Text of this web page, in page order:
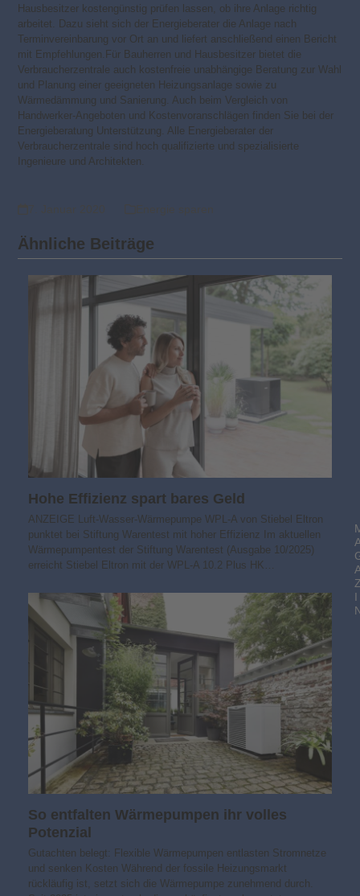
Hausbesitzer kostengünstig prüfen lassen, ob ihre Anlage richtig
arbeitet. Dazu sieht sich der Energieberater die Anlage nach
Terminvereinbarung vor Ort an und liefert anschließend einen Bericht
mit Empfehlungen.Für Bauherren und Hausbesitzer bietet die
Verbraucherzentrale auch kostenfreie unabhängige Beratung zur Wahl
und Planung einer geeigneten Heizungsanlage sowie zu
Wärmedämmung und Sanierung. Auch beim Vergleich von
Handwerker-Angeboten und Kostenvoranschlägen finden Sie bei der
Energieberatung Unterstützung. Alle Energieberater der
Verbraucherzentrale sind hoch qualifizierte und spezialisierte
Ingenieure und Architekten.
Ähnliche Beiträge
Hohe Effizienz spart bares Geld
ANZEIGE Luft-Wasser-Wärmepumpe WPL-A von Stiebel Eltron
punktet bei Stiftung Warentest mit hoher Effizienz Im aktuellen
Wärmepumpentest der Stiftung Warentest (Ausgabe 10/2025)
erreicht Stiebel Eltron mit der WPL-A 10.2 Plus HK…
So entfalten Wärmepumpen ihr volles
Potenzial
Gutachten belegt: Flexible Wärmepumpen entlasten Stromnetze
und senken Kosten Während der fossile Heizungsmarkt
rückläufig ist, setzt sich die Wärmepumpe zunehmend durch.
I